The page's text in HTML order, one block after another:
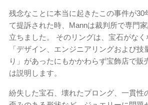
残念なことに本当に起きたこの事件が30
て提訴された時、Mannは裁判所で専門
立ちました。 そのリングは、宝石がな
「デザイン、エンジニアリングおよび技
り」があったにもかかわらず宝飾店で販
は説明します。
紛失した宝石、壊れたプロング、一貫性